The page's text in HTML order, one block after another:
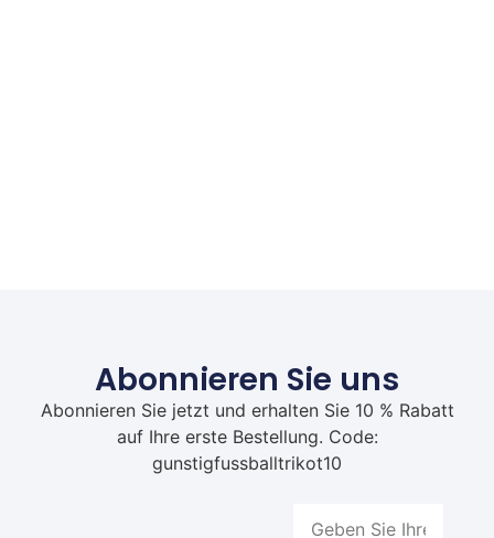
Abonnieren Sie uns
Abonnieren Sie jetzt und erhalten Sie 10 % Rabatt
auf Ihre erste Bestellung. Code:
gunstigfussballtrikot10